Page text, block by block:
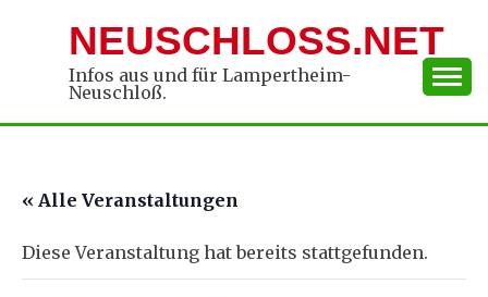
NEUSCHLOSS.NET
Infos aus und für Lampertheim-
Neuschloß.
« Alle Veranstaltungen
Diese Veranstaltung hat bereits stattgefunden.